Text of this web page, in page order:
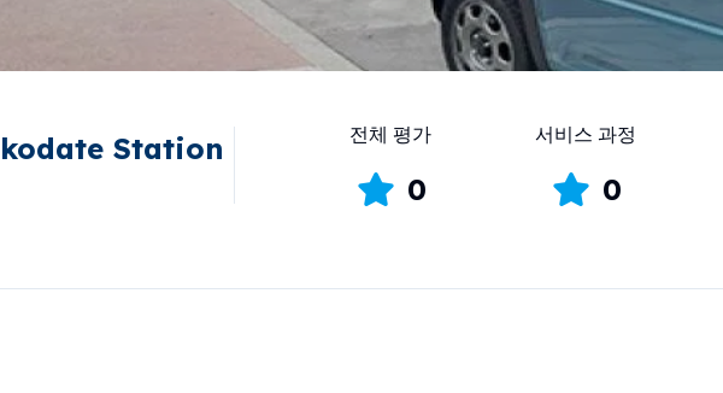
Station 전체 평가
0
서비스 과정
0